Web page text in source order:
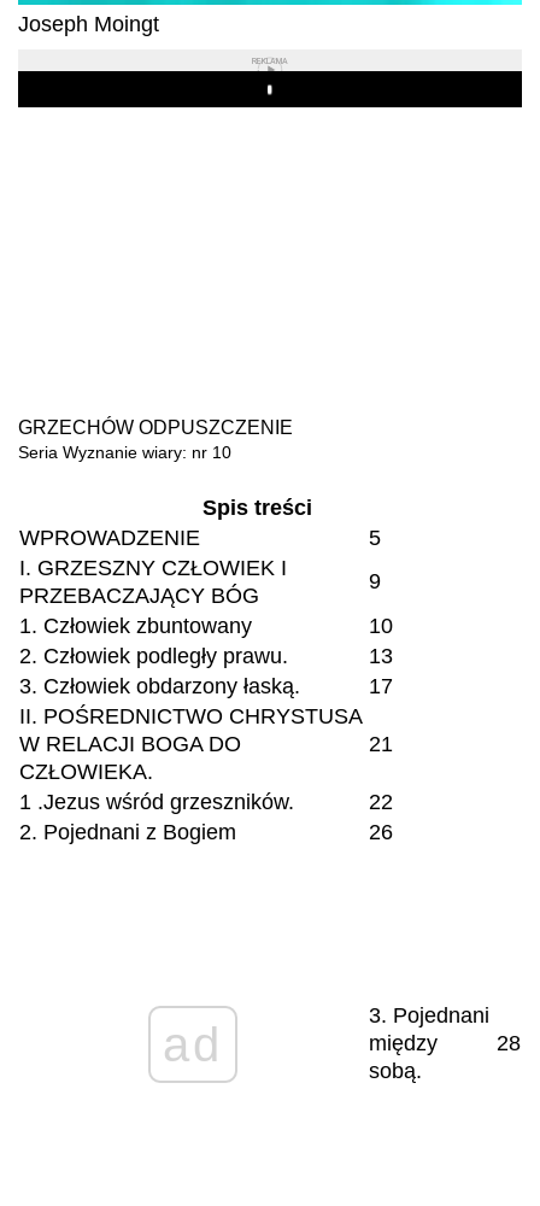
Joseph Moingt
REKLAMA
Play
GRZECHÓW ODPUSZCZENIE
Seria Wyznanie wiary: nr 10
Spis treści
WPROWADZENIE
5
I. GRZESZNY CZŁOWIEK I
PRZEBACZAJĄCY BÓG
9
1. Człowiek zbuntowany
10
2. Człowiek podległy prawu.
13
3. Człowiek obdarzony łaską.
17
II. POŚREDNICTWO CHRYSTUSA
W RELACJI BOGA DO
CZŁOWIEKA.
21
1 .Jezus wśród grzeszników.
22
2. Pojednani z Bogiem
26
ad
3. Pojednani
między
sobą.
28